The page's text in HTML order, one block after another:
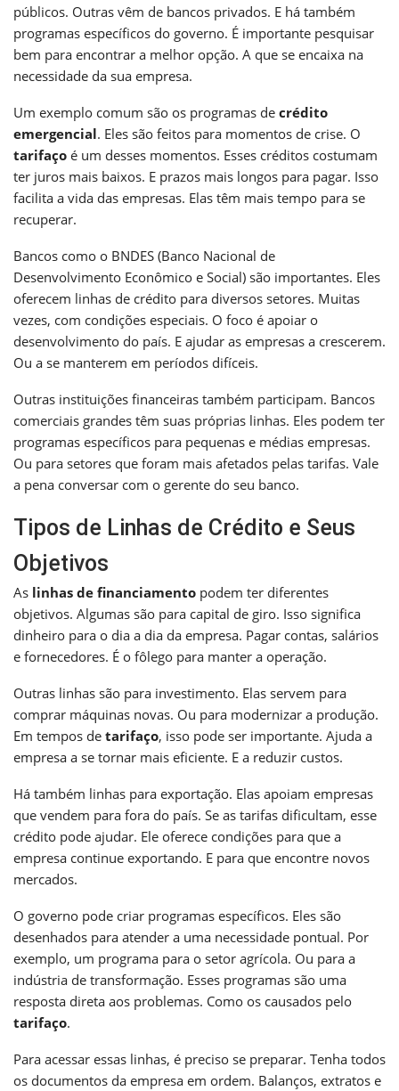
públicos. Outras vêm de bancos privados. E há também
programas específicos do governo. É importante pesquisar
bem para encontrar a melhor opção. A que se encaixa na
necessidade da sua empresa.
Um exemplo comum são os programas de crédito
emergencial. Eles são feitos para momentos de crise. O
tarifaço é um desses momentos. Esses créditos costumam
ter juros mais baixos. E prazos mais longos para pagar. Isso
facilita a vida das empresas. Elas têm mais tempo para se
recuperar.
Bancos como o BNDES (Banco Nacional de
Desenvolvimento Econômico e Social) são importantes. Eles
oferecem linhas de crédito para diversos setores. Muitas
vezes, com condições especiais. O foco é apoiar o
desenvolvimento do país. E ajudar as empresas a crescerem.
Ou a se manterem em períodos difíceis.
Outras instituições financeiras também participam. Bancos
comerciais grandes têm suas próprias linhas. Eles podem ter
programas específicos para pequenas e médias empresas.
Ou para setores que foram mais afetados pelas tarifas. Vale
a pena conversar com o gerente do seu banco.
Tipos de Linhas de Crédito e Seus
Objetivos
As linhas de financiamento podem ter diferentes
objetivos. Algumas são para capital de giro. Isso significa
dinheiro para o dia a dia da empresa. Pagar contas, salários
e fornecedores. É o fôlego para manter a operação.
Outras linhas são para investimento. Elas servem para
comprar máquinas novas. Ou para modernizar a produção.
Em tempos de tarifaço, isso pode ser importante. Ajuda a
empresa a se tornar mais eficiente. E a reduzir custos.
Há também linhas para exportação. Elas apoiam empresas
que vendem para fora do país. Se as tarifas dificultam, esse
crédito pode ajudar. Ele oferece condições para que a
empresa continue exportando. E para que encontre novos
mercados.
O governo pode criar programas específicos. Eles são
desenhados para atender a uma necessidade pontual. Por
exemplo, um programa para o setor agrícola. Ou para a
indústria de transformação. Esses programas são uma
resposta direta aos problemas. Como os causados pelo
tarifaço.
Para acessar essas linhas, é preciso se preparar. Tenha todos
os documentos da empresa em ordem. Balanços, extratos e